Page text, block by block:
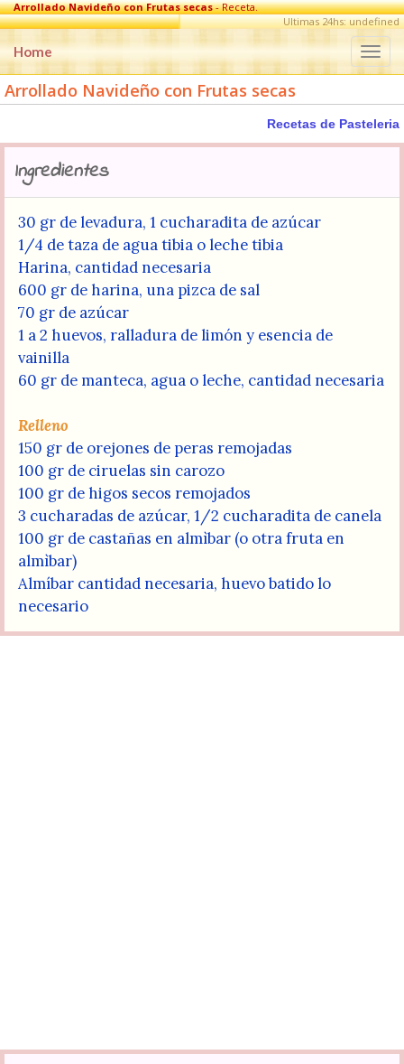
Arrollado Navideño con Frutas secas- Receta.
Ultimas 24hs: undefined
Home
Arrollado Navideño con Frutas secas
Recetas de Pasteleria
Ingredientes
30 gr de levadura, 1 cucharadita de azúcar
1/4 de taza de agua tibia o leche tibia
Harina, cantidad necesaria
600 gr de harina, una pizca de sal
70 gr de azúcar
1 a 2 huevos, ralladura de limón y esencia de
vainilla
60 gr de manteca, agua o leche, cantidad necesaria
Relleno
150 gr de orejones de peras remojadas
100 gr de ciruelas sin carozo
100 gr de higos secos remojados
3 cucharadas de azúcar, 1/2 cucharadita de canela
100 gr de castañas en almìbar (o otra fruta en
almìbar)
Almíbar cantidad necesaria, huevo batido lo
necesario